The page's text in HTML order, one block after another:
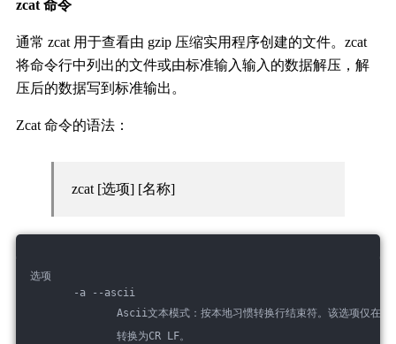
zcat 命令
通常 zcat 用于查看由 gzip 压缩实用程序创建的文件。zcat
将命令行中列出的文件或由标准输入输入的数据解压，解
压后的数据写到标准输出。
Zcat 命令的语法：
zcat [选项] [名称]
选项
-a --ascii
Ascii文本模式：按本地习惯转换行结束符。该选项仅在一些非
转换为CR LF。